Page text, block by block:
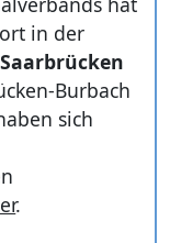
in der
Burbach
sich
.
Region
Bauen
Hygiene
Nicht